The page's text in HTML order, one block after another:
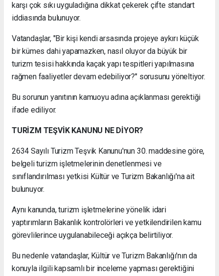
karşı çok sıkı uyguladığına dikkat çekerek çifte standart
iddiasında bulunuyor.
Vatandaşlar, "Bir kişi kendi arsasında projeye aykırı küçük
bir kümes dahi yapamazken, nasıl oluyor da büyük bir
turizm tesisi hakkında kaçak yapı tespitleri yapılmasına
rağmen faaliyetler devam edebiliyor?" sorusunu yöneltiyor.
Bu sorunun yanıtının kamuoyu adına açıklanması gerektiği
ifade ediliyor.
TURİZM TEŞVİK KANUNU NE DİYOR?
2634 Sayılı Turizm Teşvik Kanunu'nun 30. maddesine göre,
belgeli turizm işletmelerinin denetlenmesi ve
sınıflandırılması yetkisi Kültür ve Turizm Bakanlığı'na ait
bulunuyor.
Aynı kanunda, turizm işletmelerine yönelik idari
yaptırımların Bakanlık kontrolörleri ve yetkilendirilen kamu
görevlilerince uygulanabileceği açıkça belirtiliyor.
Bu nedenle vatandaşlar, Kültür ve Turizm Bakanlığı'nın da
konuyla ilgili kapsamlı bir inceleme yapması gerektiğini